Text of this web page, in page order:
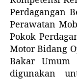
Perdagangan
Perawatan
Pokok
Motor Bidang
Bakar Umum
digunakan